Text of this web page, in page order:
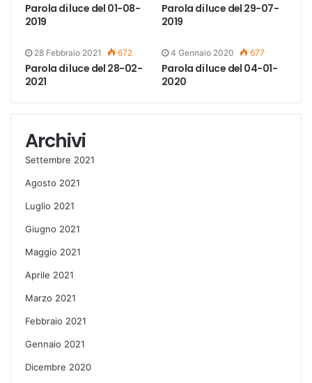
Parola di luce del 01-08-
2019
Parola di luce del 29-07-
2019
28 Febbraio 2021 672
Parola di luce del 28-02-
2021
4 Gennaio 2020 677
Parola di luce del 04-01-
2020
Archivi
Settembre 2021
Agosto 2021
Luglio 2021
Giugno 2021
Maggio 2021
Aprile 2021
Marzo 2021
Febbraio 2021
Gennaio 2021
Dicembre 2020